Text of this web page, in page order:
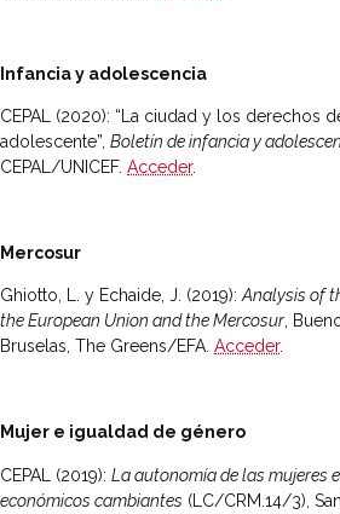
Infancia y adolescencia
CEPAL (2020): “La ciudad y los derechos
adolescente”, Boletín de infancia y
CEPAL/UNICEF. Acceder.
Mercosur
Ghiotto, L. y Echaide, J. (2019):Analysis of
the European Union and the Mercosur,
Bruselas, The Greens/EFA. Acceder.
Mujer e igualdad de género
CEPAL (2019): La autonomía de las mujeres
económicos cambiantes (LC/CRM.14/3),